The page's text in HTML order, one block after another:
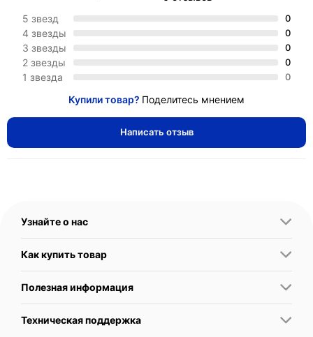
5 звезд
0
4 звезды 0
3 звезды 0
2 звезды 0
1 звезда 0
Купили товар? Поделитесь мнением
Написать отзыв
Узнайте о нас
Как купить товар
Полезная информация
Техническая поддержка